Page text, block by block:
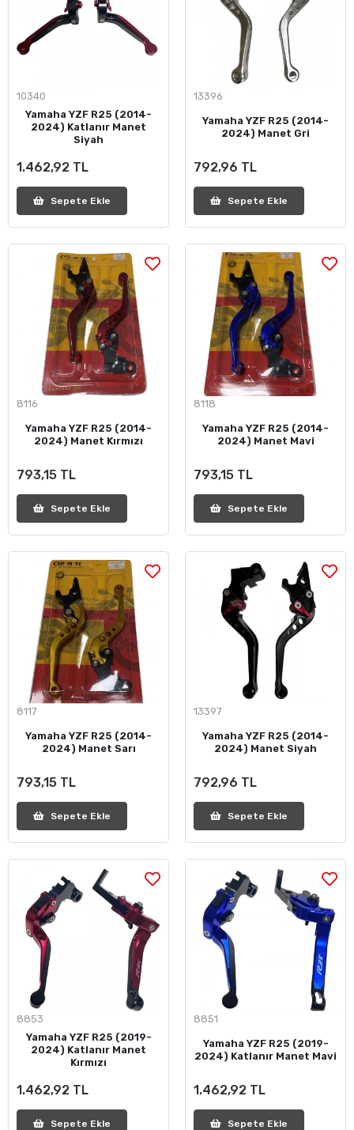
10340
Yamaha YZF R25 (2014-
2024) Katlanır Manet
Siyah
1.462,92 TL
Sepete Ekle
13396
Yamaha YZF R25 (2014-
2024) Manet Gri
792,96 TL
Sepete Ekle
8116
Yamaha YZF R25 (2014-
2024) Manet Kırmızı
793,15 TL
Sepete Ekle
8118
Yamaha YZF R25 (2014-
2024) Manet Mavi
793,15 TL
Sepete Ekle
8117
Yamaha YZF R25 (2014-
2024) Manet Sarı
793,15 TL
Sepete Ekle
13397
Yamaha YZF R25 (2014-
2024) Manet Siyah
792,96 TL
Sepete Ekle
8853
Yamaha YZF R25 (2019-
2024) Katlanır Manet
Kırmızı
1.462,92 TL
Sepete Ekle
8851
Yamaha YZF R25 (2019-
2024) Katlanır Manet Mavi
1.462,92 TL
Sepete Ekle